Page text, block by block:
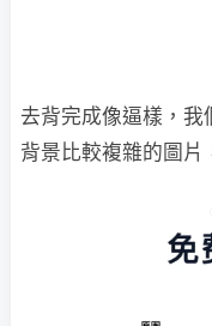
去背完成像逼樣，
背景比較複雜的圖片